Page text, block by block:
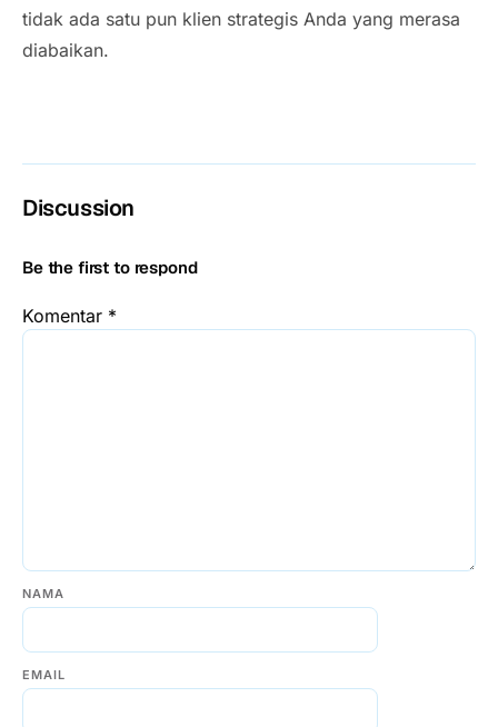
tidak ada satu pun klien strategis Anda yang merasa
diabaikan.
Discussion
Be the first to respond
Komentar *
NAMA
EMAIL